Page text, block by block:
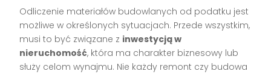
Odliczenie materiałów budowlanych od podatku jest
możliwe w określonych sytuacjach. Przede wszystkim,
musi to być związane z inwestycją w
nieruchomość, która ma charakter biznesowy lub
służy celom wynajmu. Nie każdy remont czy budowa